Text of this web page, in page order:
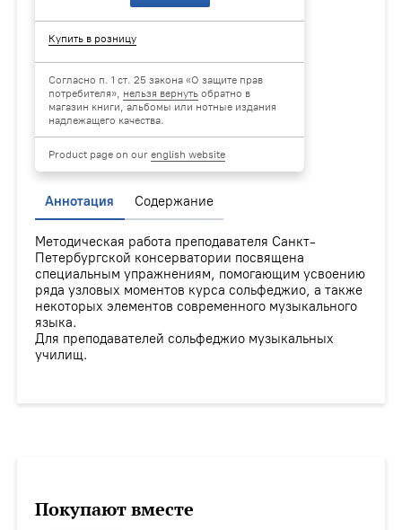
Купить в розницу
Согласно п. 1 ст. 25 закона «О защите прав
потребителя», нельзя вернуть обратно в
магазин книги, альбомы или нотные издания
надлежащего качества.
Product page on ourenglish website
Аннотация Содержание
Методическая работа преподавателя Санкт-
Петербургской консерватории посвящена
специальным упражнениям, помогающим усвоению
ряда узловых моментов курса сольфеджио, а также
некоторых элементов современного музыкального
языка.
Для преподавателей сольфеджио музыкальных
училищ.
Покупают вместе